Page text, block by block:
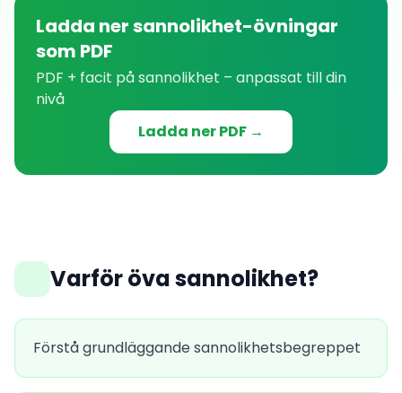
Ladda nersannolikhet-övningar
som PDF
PDF + facit påsannolikhet – anpassat till din
nivå
Ladda ner PDF →
Varför övasannolikhet?
Förstå grundläggande sannolikhetsbegreppet